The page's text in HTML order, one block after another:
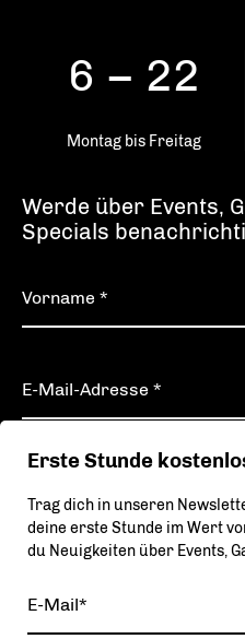
6 – 22
Montag bis Freitag
Werde über Events,
Specials
Deine Daten werden verschlüsselt
weitergegeben. Weitere Informationen
Erste Stunde
Trag dich in unseren
deine erste Stunde im Wert
du Neuigkeiten über Events,